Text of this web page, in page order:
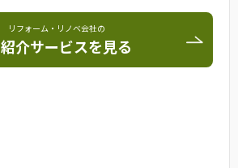
リフォーム・リノベ会社の
紹介サービスを見る